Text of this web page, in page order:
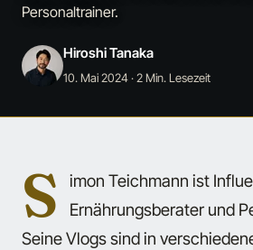
Personaltrainer.
Hiroshi Tanaka
10. Mai 2024· 2 Min. Lesezeit
S
imon Teichmann ist
Ernährungsberater und
Seine Vlogs sind in